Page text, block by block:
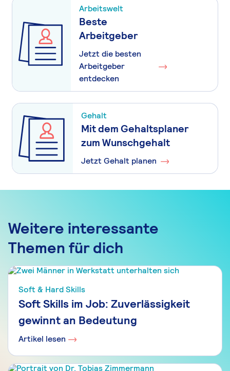
Arbeitswelt
Beste
Arbeitgeber
Jetzt die besten
Arbeitgeber
entdecken
Gehalt
Mit dem Gehaltsplaner
zum Wunschgehalt
Jetzt Gehalt planen
Weitere interessante
Themen für dich
Soft & Hard Skills
Soft Skills im Job: Zuverlässigkeit
gewinnt an Bedeutung
Artikel lesen